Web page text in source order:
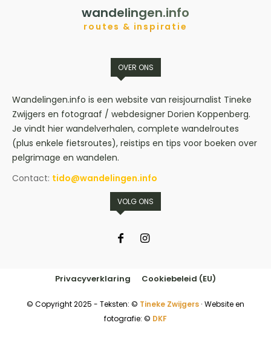
wandelingen.info
routes & inspiratie
OVER ONS
Wandelingen.info is een website van reisjournalist Tineke
Zwijgers en fotograaf / webdesigner Dorien Koppenberg.
Je vindt hier wandelverhalen, complete wandelroutes
(plus enkele fietsroutes), reistips en tips voor boeken over
pelgrimage en wandelen.
Contact: tido@wandelingen.info
VOLG ONS
Privacyverklaring Cookiebeleid (EU)
© Copyright 2025 - Teksten: © Tineke Zwijgers ∙ Website en
fotografie: © DKF